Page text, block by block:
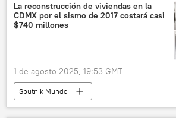
La reconstrucción de viviendas en la
CDMX por el sismo de 2017 costará casi
$740 millones
1 de agosto 2025, 19:53 GMT
Sputnik Mundo